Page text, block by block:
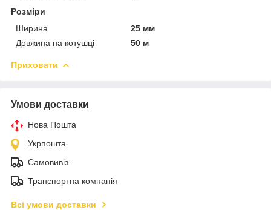
Розміри
Ширина
25 мм
Довжина на котушці
50 м
Приховати
Умови доставки
Нова Пошта
Укрпошта
Самовивіз
Транспортна компанія
Всі умови доставки